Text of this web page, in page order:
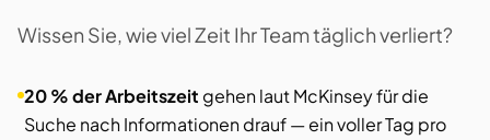
Wissen Sie, wie viel Zeit Ihr Team täglich verliert?
20 % der Arbeitszeitgehen laut McKinsey für die
Suche nach Informationen drauf — ein voller Tag pro